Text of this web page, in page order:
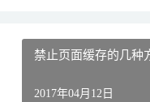
禁止页面缓存的几种
2017年04月12日